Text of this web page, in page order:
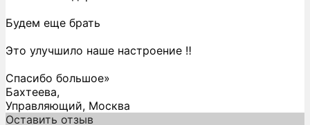
Будем еще брать
Это улучшило наше настроение ‼️
Спасибо большое»
Бахтеева,
Управляющий, Москва
Оставить отзыв